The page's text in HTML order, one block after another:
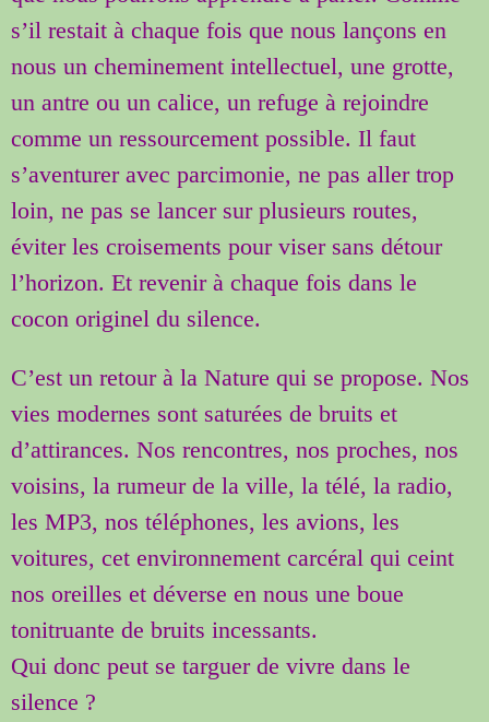
s’il restait à chaque fois que nous lançons en
nous un cheminement intellectuel, une grotte,
un antre ou un calice, un refuge à rejoindre
comme un ressourcement possible. Il faut
s’aventurer avec parcimonie, ne pas aller trop
loin, ne pas se lancer sur plusieurs routes,
éviter les croisements pour viser sans détour
l’horizon. Et revenir à chaque fois dans le
cocon originel du silence.
C’est un retour à la Nature qui se propose. Nos
vies modernes sont saturées de bruits et
d’attirances. Nos rencontres, nos proches, nos
voisins, la rumeur de la ville, la télé, la radio,
les MP3, nos téléphones, les avions, les
voitures, cet environnement carcéral qui ceint
nos oreilles et déverse en nous une boue
tonitruante de bruits incessants.
Qui donc peut se targuer de vivre dans le
silence ?